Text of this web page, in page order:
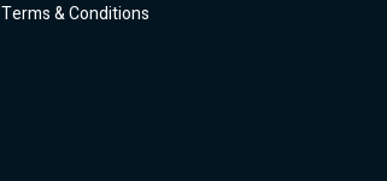
Terms & Conditions